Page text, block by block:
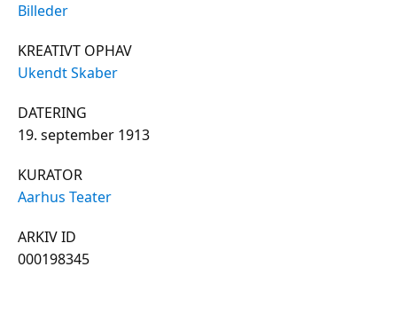
Billeder
KREATIVT OPHAV
Ukendt Skaber
DATERING
19. september 1913
KURATOR
Aarhus Teater
ARKIV ID
000198345